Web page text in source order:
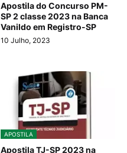
Apostila do Concurso PM-
SP 2 classe 2023 na Banca
Vanildo em Registro-SP
10 Julho, 2023
APOSTILA
Apostila TJ-SP 2023 na